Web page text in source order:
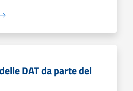
DAT da parte del